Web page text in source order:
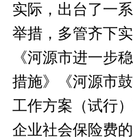
实际，出台了一
举措，多管齐下
《河源市进一步
措施》《河源市
工作方案（试行
企业社会保险费